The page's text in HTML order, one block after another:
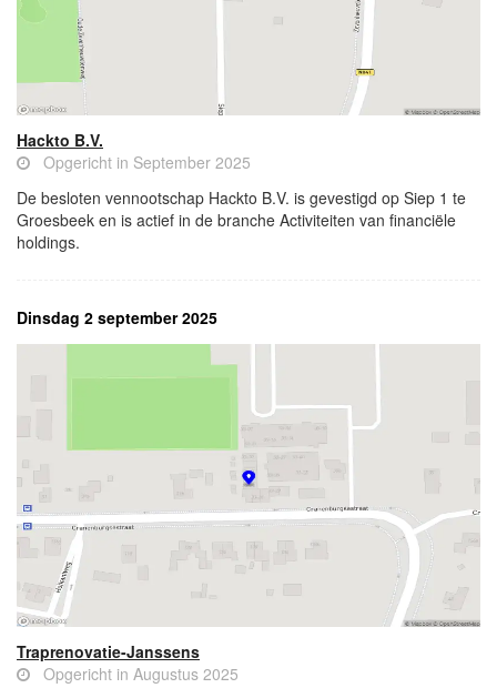
Hackto B.V.
Opgericht in September 2025
De besloten vennootschap Hackto B.V. is gevestigd op Siep 1 te
Groesbeek en is actief in de branche Activiteiten van financiële
holdings.
Dinsdag 2 september 2025
Traprenovatie-Janssens
Opgericht in Augustus 2025